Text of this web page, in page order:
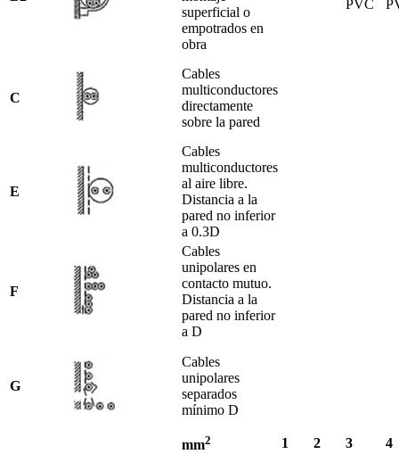
superficial o
empotrados en
obra
PVC
C
Cables
multiconductores
directamente
sobre la pared
E
Cables
multiconductores
al aire libre.
Distancia a la
pared no inferior
a 0.3D
F
Cables
unipolares en
contacto mutuo.
Distancia a la
pared no inferior
a D
G
Cables
unipolares
separados
mínimo D
mm2 1 2 3 4